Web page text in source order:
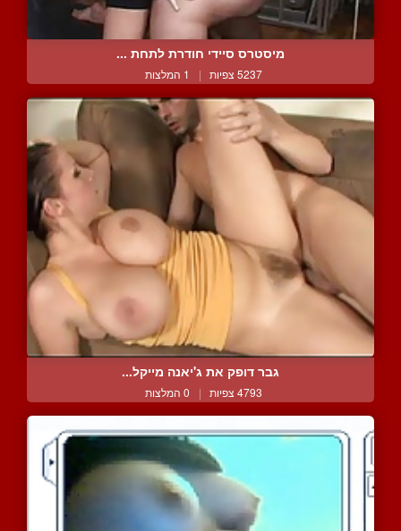
מיסטרס סיידי חודרת לתחת ...
5237 צפיות | 1 המלצות
גבר דופק את ג'יאנה מייקל...
4793 צפיות | 0 המלצות